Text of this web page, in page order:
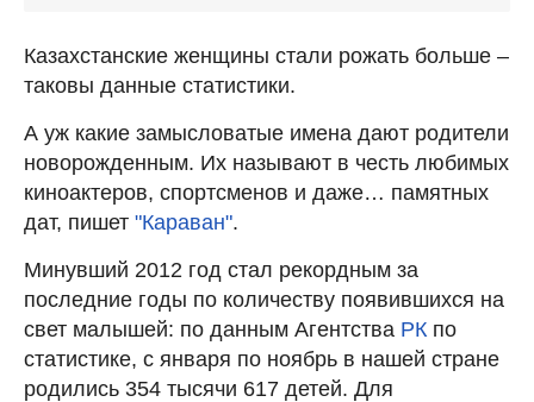
Казахстанские женщины стали рожать больше –
таковы данные статистики.
А уж какие замысловатые имена дают родители
новорожденным. Их называют в честь любимых
киноактеров, спортсменов и даже… памятных
дат, пишет "Караван".
Минувший 2012 год стал рекордным за
последние годы по количеству появившихся на
свет малышей: по данным Агентства РК по
статистике, с января по ноябрь в нашей стране
родились 354 тысячи 617 детей. Для